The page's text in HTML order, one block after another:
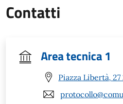
Contatti
Area tecnica 1
Piazza Libertà,